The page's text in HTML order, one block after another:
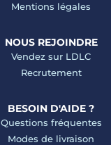
Mentions légales
NOUS REJOINDRE
Vendez sur LDLC
Recrutement
BESOIN D'AIDE ?
Questions fréquentes
Modes de livraison